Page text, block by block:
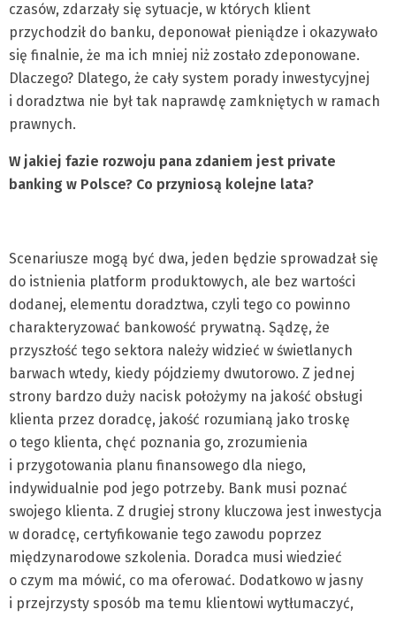
czasów, zdarzały się sytuacje, w których klient
przychodził do banku, deponował pieniądze i okazywało
się finalnie, że ma ich mniej niż zostało zdeponowane.
Dlaczego? Dlatego, że cały system porady inwestycyjnej
i doradztwa nie był tak naprawdę zamkniętych w ramach
prawnych.
W jakiej fazie rozwoju pana zdaniem jest private
banking w Polsce? Co przyniosą kolejne lata?
Scenariusze mogą być dwa, jeden będzie sprowadzał się
do istnienia platform produktowych, ale bez wartości
dodanej, elementu doradztwa, czyli tego co powinno
charakteryzować bankowość prywatną. Sądzę, że
przyszłość tego sektora należy widzieć w świetlanych
barwach wtedy, kiedy pójdziemy dwutorowo. Z jednej
strony bardzo duży nacisk położymy na jakość obsługi
klienta przez doradcę, jakość rozumianą jako troskę
o tego klienta, chęć poznania go, zrozumienia
i przygotowania planu finansowego dla niego,
indywidualnie pod jego potrzeby. Bank musi poznać
swojego klienta. Z drugiej strony kluczowa jest inwestycja
w doradcę, certyfikowanie tego zawodu poprzez
międzynarodowe szkolenia. Doradca musi wiedzieć
o czym ma mówić, co ma oferować. Dodatkowo w jasny
i przejrzysty sposób ma temu klientowi wytłumaczyć,